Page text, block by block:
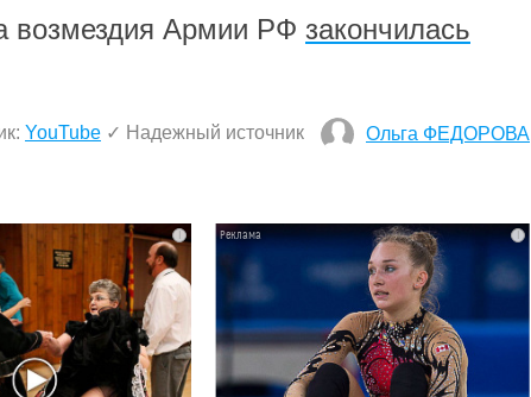
возмездия Армии РФ закончилась
YouTube ✓ Надежный источник Ольга ФЕДОРОВА
i i